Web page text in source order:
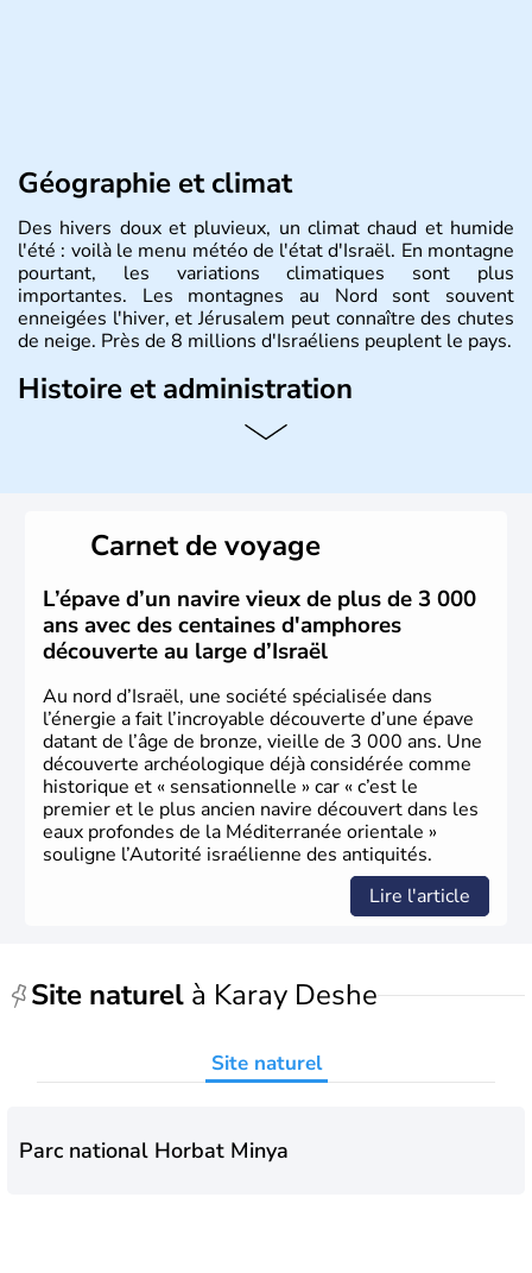
Géographie et climat
Des hivers doux et pluvieux, un climat chaud et humide
l'été : voilà le menu météo de l'état d'Israël. En montagne
pourtant, les variations climatiques sont plus
importantes. Les montagnes au Nord sont souvent
enneigées l'hiver, et Jérusalem peut connaître des chutes
de neige. Près de 8 millions d'Israéliens peuplent le pays.
Histoire et administration
L'Israël est un état de la partie est de la Méditerranée,
vrai essor économique dans le domaine des nouvelles
Carnet de voyage
L’épave d’un navire vieux de plus de 3 000
ans avec des centaines d'amphores
découverte au large d’Israël
Au nord d’Israël, une société spécialisée dans
l’énergie a fait l’incroyable découverte d’une épave
datant de l’âge de bronze, vieille de 3 000 ans. Une
découverte archéologique déjà considérée comme
historique et « sensationnelle » car « c’est le
premier et le plus ancien navire découvert dans les
eaux profondes de la Méditerranée orientale »
souligne l’Autorité israélienne des antiquités.
Lire l'article
Site naturel à Karay Deshe
Site naturel
Parc national Horbat Minya